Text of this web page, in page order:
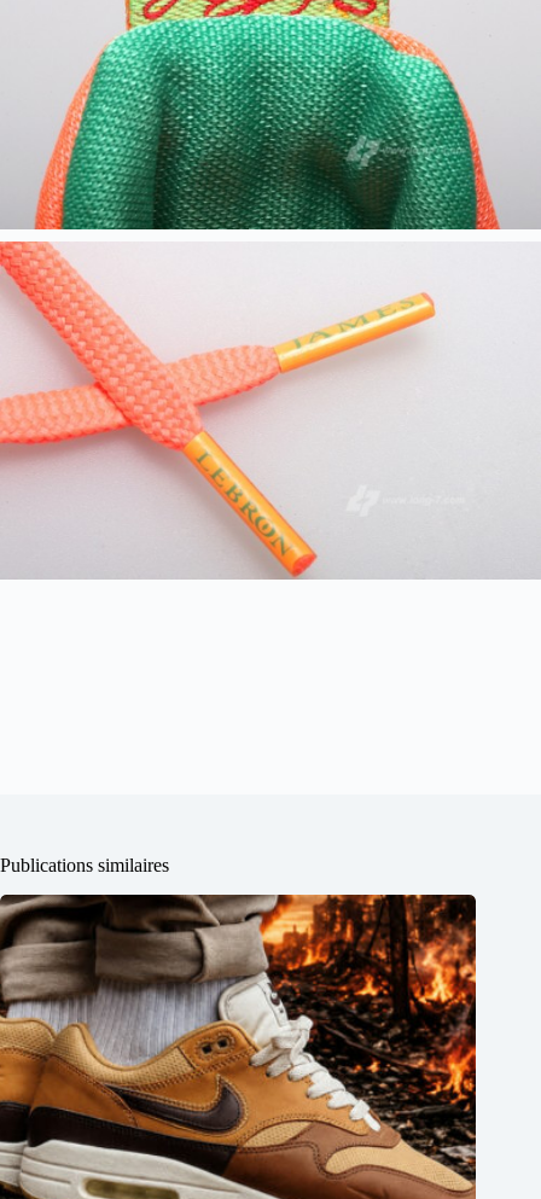
Publications similaires